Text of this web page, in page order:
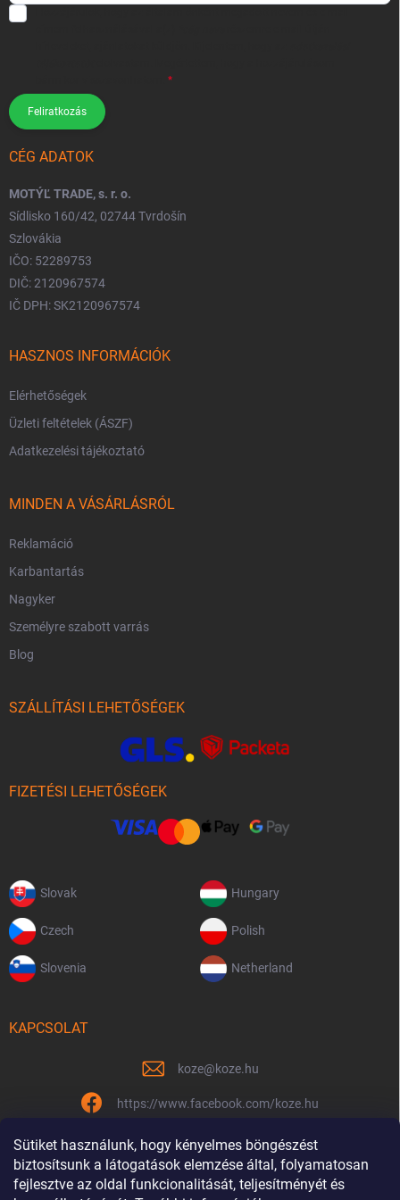
Sütiket használunk, hogy kényelmes böngészést
biztosítsunk a látogatások elemzése által, folyamatosan
fejlesztve az oldal funkcionalitását, teljesítményét és
Feliratkozás
CÉG ADATOK
MOTÝĽ TRADE, s. r. o.
Sídlisko 160/42, 02744 Tvrdošín
Szlovákia
IČO: 52289753
DIČ: 2120967574
IČ DPH: SK2120967574
HASZNOS INFORMÁCIÓK
Elérhetőségek
Üzleti feltételek (ÁSZF)
Adatkezelési tájékoztató
MINDEN A VÁSÁRLÁSRÓL
Reklamáció
Karbantartás
Nagyker
Személyre szabott varrás
Blog
SZÁLLÍTÁSI LEHETŐSÉGEK
FIZETÉSI LEHETŐSÉGEK
Slovak Hungary
Czech Polish
Slovenia Netherland
KAPCSOLAT
koze@koze.hu
https://www.facebook.com/koze.hu
koze.hu